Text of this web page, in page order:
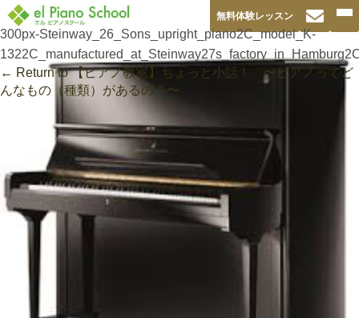
無料体験レッスン
300px-Steinway_26_Sons_upright_piano2C_model_K-
← Return to 【ピアノ教室】ちょっと小話！ 〜ピアノってど
んなもの（種類）があるの？〜